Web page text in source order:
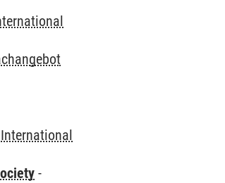
International
-